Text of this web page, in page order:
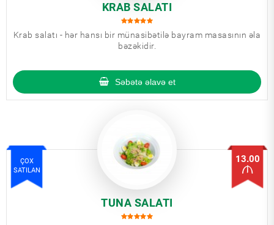
KRAB SALATI
Krab salatı - hər hansı bir münasibətilə bayram masasının əla
bəzəkidir.
Səbətə əlavə et
TUNA SALATI
13.00
ÇOX
SATILAN